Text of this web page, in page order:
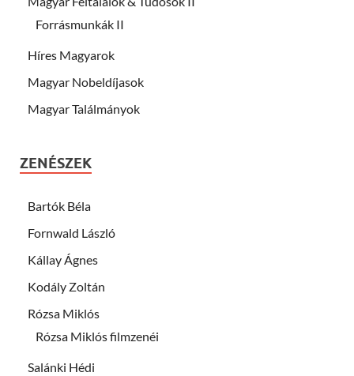
Forrásmunkák II
Híres Magyarok
Magyar Nobeldíjasok
Magyar Találmányok
ZENÉSZEK
Bartók Béla
Fornwald László
Kállay Ágnes
Kodály Zoltán
Rózsa Miklós
Rózsa Miklós filmzenéi
Salánki Hédi